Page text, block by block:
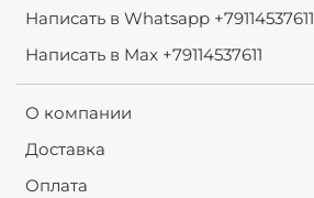
Написать в Whatsapp +79114537611
Написать в Max +79114537611
О компании
Доставка
Оплата